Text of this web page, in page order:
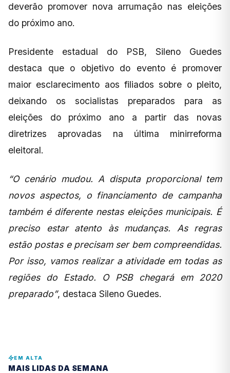
deverão promover nova arrumação nas eleições
do próximo ano.
Presidente estadual do PSB, Sileno Guedes
destaca que o objetivo do evento é promover
maior esclarecimento aos filiados sobre o pleito,
deixando os socialistas preparados para as
eleições do próximo ano a partir das novas
diretrizes aprovadas na última minirreforma
eleitoral.
“O cenário mudou. A disputa proporcional tem
novos aspectos, o financiamento de campanha
também é diferente nestas eleições municipais. É
preciso estar atento às mudanças. As regras
estão postas e precisam ser bem compreendidas.
Por isso, vamos realizar a atividade em todas as
regiões do Estado. O PSB chegará em 2020
preparado”, destaca Sileno Guedes.
EM ALTA
MAIS LIDAS DA SEMANA